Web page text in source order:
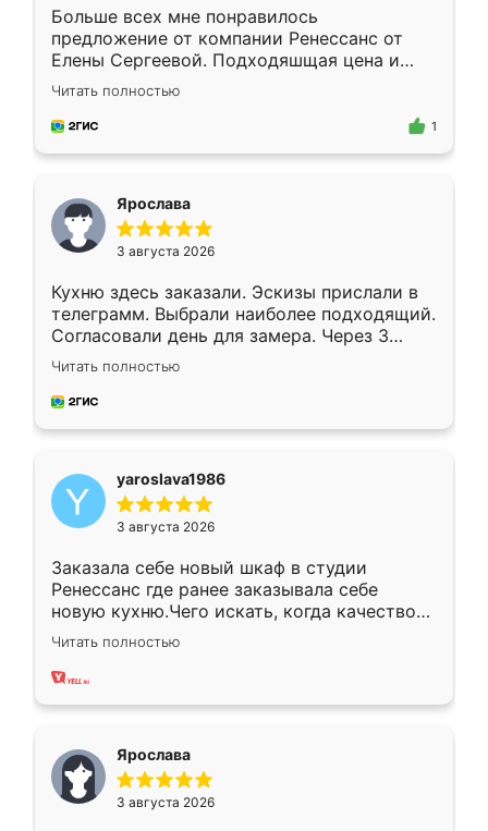
Больше всех мне понравилось
предложение от компании Ренессанс от
Елены Сергеевой. Подходяшщая цена и
короткие сроки изготовления. Приехавший
для замера сотрудник Владислав
предложил по моему эскизу самый
Читать полностью
1
Ярослава
3 августа 2026
Кухню здесь заказали. Эскизы прислали в
телеграмм. Выбрали наиболее подходящий.
Согласовали день для замера. Через 3
недели кухня была уже готова. Остались
довольны работой. Спасибо Ренессанс
мебель за качественную работу!
Читать полностью
yaroslava1986
3 августа 2026
Заказала себе новый шкаф в студии
Ренессанс где ранее заказывала себе
новую кухню.Чего искать, когда качеством
вполне довольна. Служит кухня уже почти
два года, нареканий нет.
Читать полностью
Ярослава
3 августа 2026